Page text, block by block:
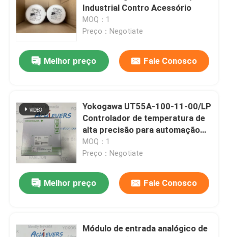
PEPPERL FUCHS Barreira isolada
Instrumentos YOKOGAWA
Endress+Hauser Instruments
válvula de solenoide do asco
Sensores de pH de Rosemount
Sistema de Monitorização de Vibrações Bently
Partes do atuador AUMA
Industrial Contro Acessório
MOQ：1
Preço：Negotiate
Melhor preço Fale Conosco
Yokogawa UT55A-100-11-00/LP
Controlador de temperatura de
alta precisão para automação
industrial
MOQ：1
Preço：Negotiate
Melhor preço Fale Conosco
Módulo de entrada analógico de